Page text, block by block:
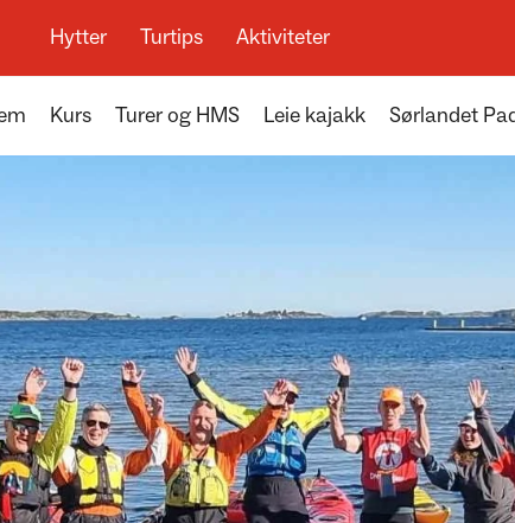
Hytter Turtips Aktiviteter
Kurs Turer og HMS Leie kajakk Sørlandet